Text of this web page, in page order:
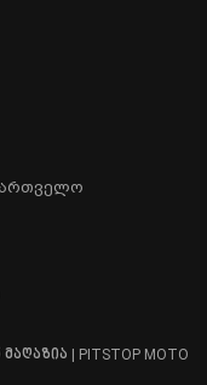
| PITSTOP MOTO